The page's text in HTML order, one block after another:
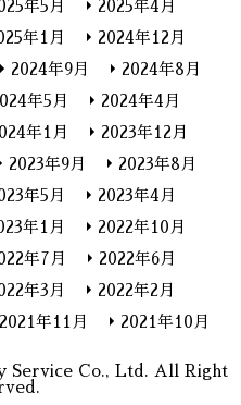
年5月
2025年4月
年1月
2024年12月
2024年9月
2024年8月
年5月
2024年4月
年1月
2023年12月
2023年9月
2023年8月
年5月
2023年4月
年1月
2022年10月
年7月
2022年6月
年3月
2022年2月
2021年11月 2021年10月
Co., Ltd. All Right